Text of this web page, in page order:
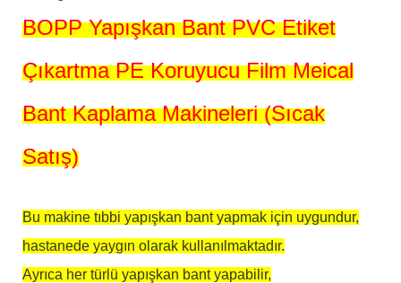
BOPP Yapışkan Bant PVC Etiket
Çıkartma PE Koruyucu Film Meical
Bant Kaplama Makineleri (Sıcak
Satış)
Bu makine tıbbi yapışkan bant yapmak için uygundur,
hastanede yaygın olarak kullanılmaktadır.
Ayrıca her türlü yapışkan bant yapabilir,